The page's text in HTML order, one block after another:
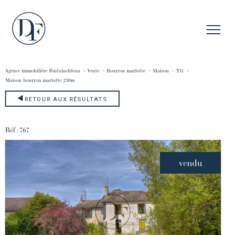
Agence immobilière Fontainebleau Vente Bourron marlotte Maison
T11
maison bourron marlotte 230m
RETOUR AUX RÉSULTATS
Réf : 767
vendu